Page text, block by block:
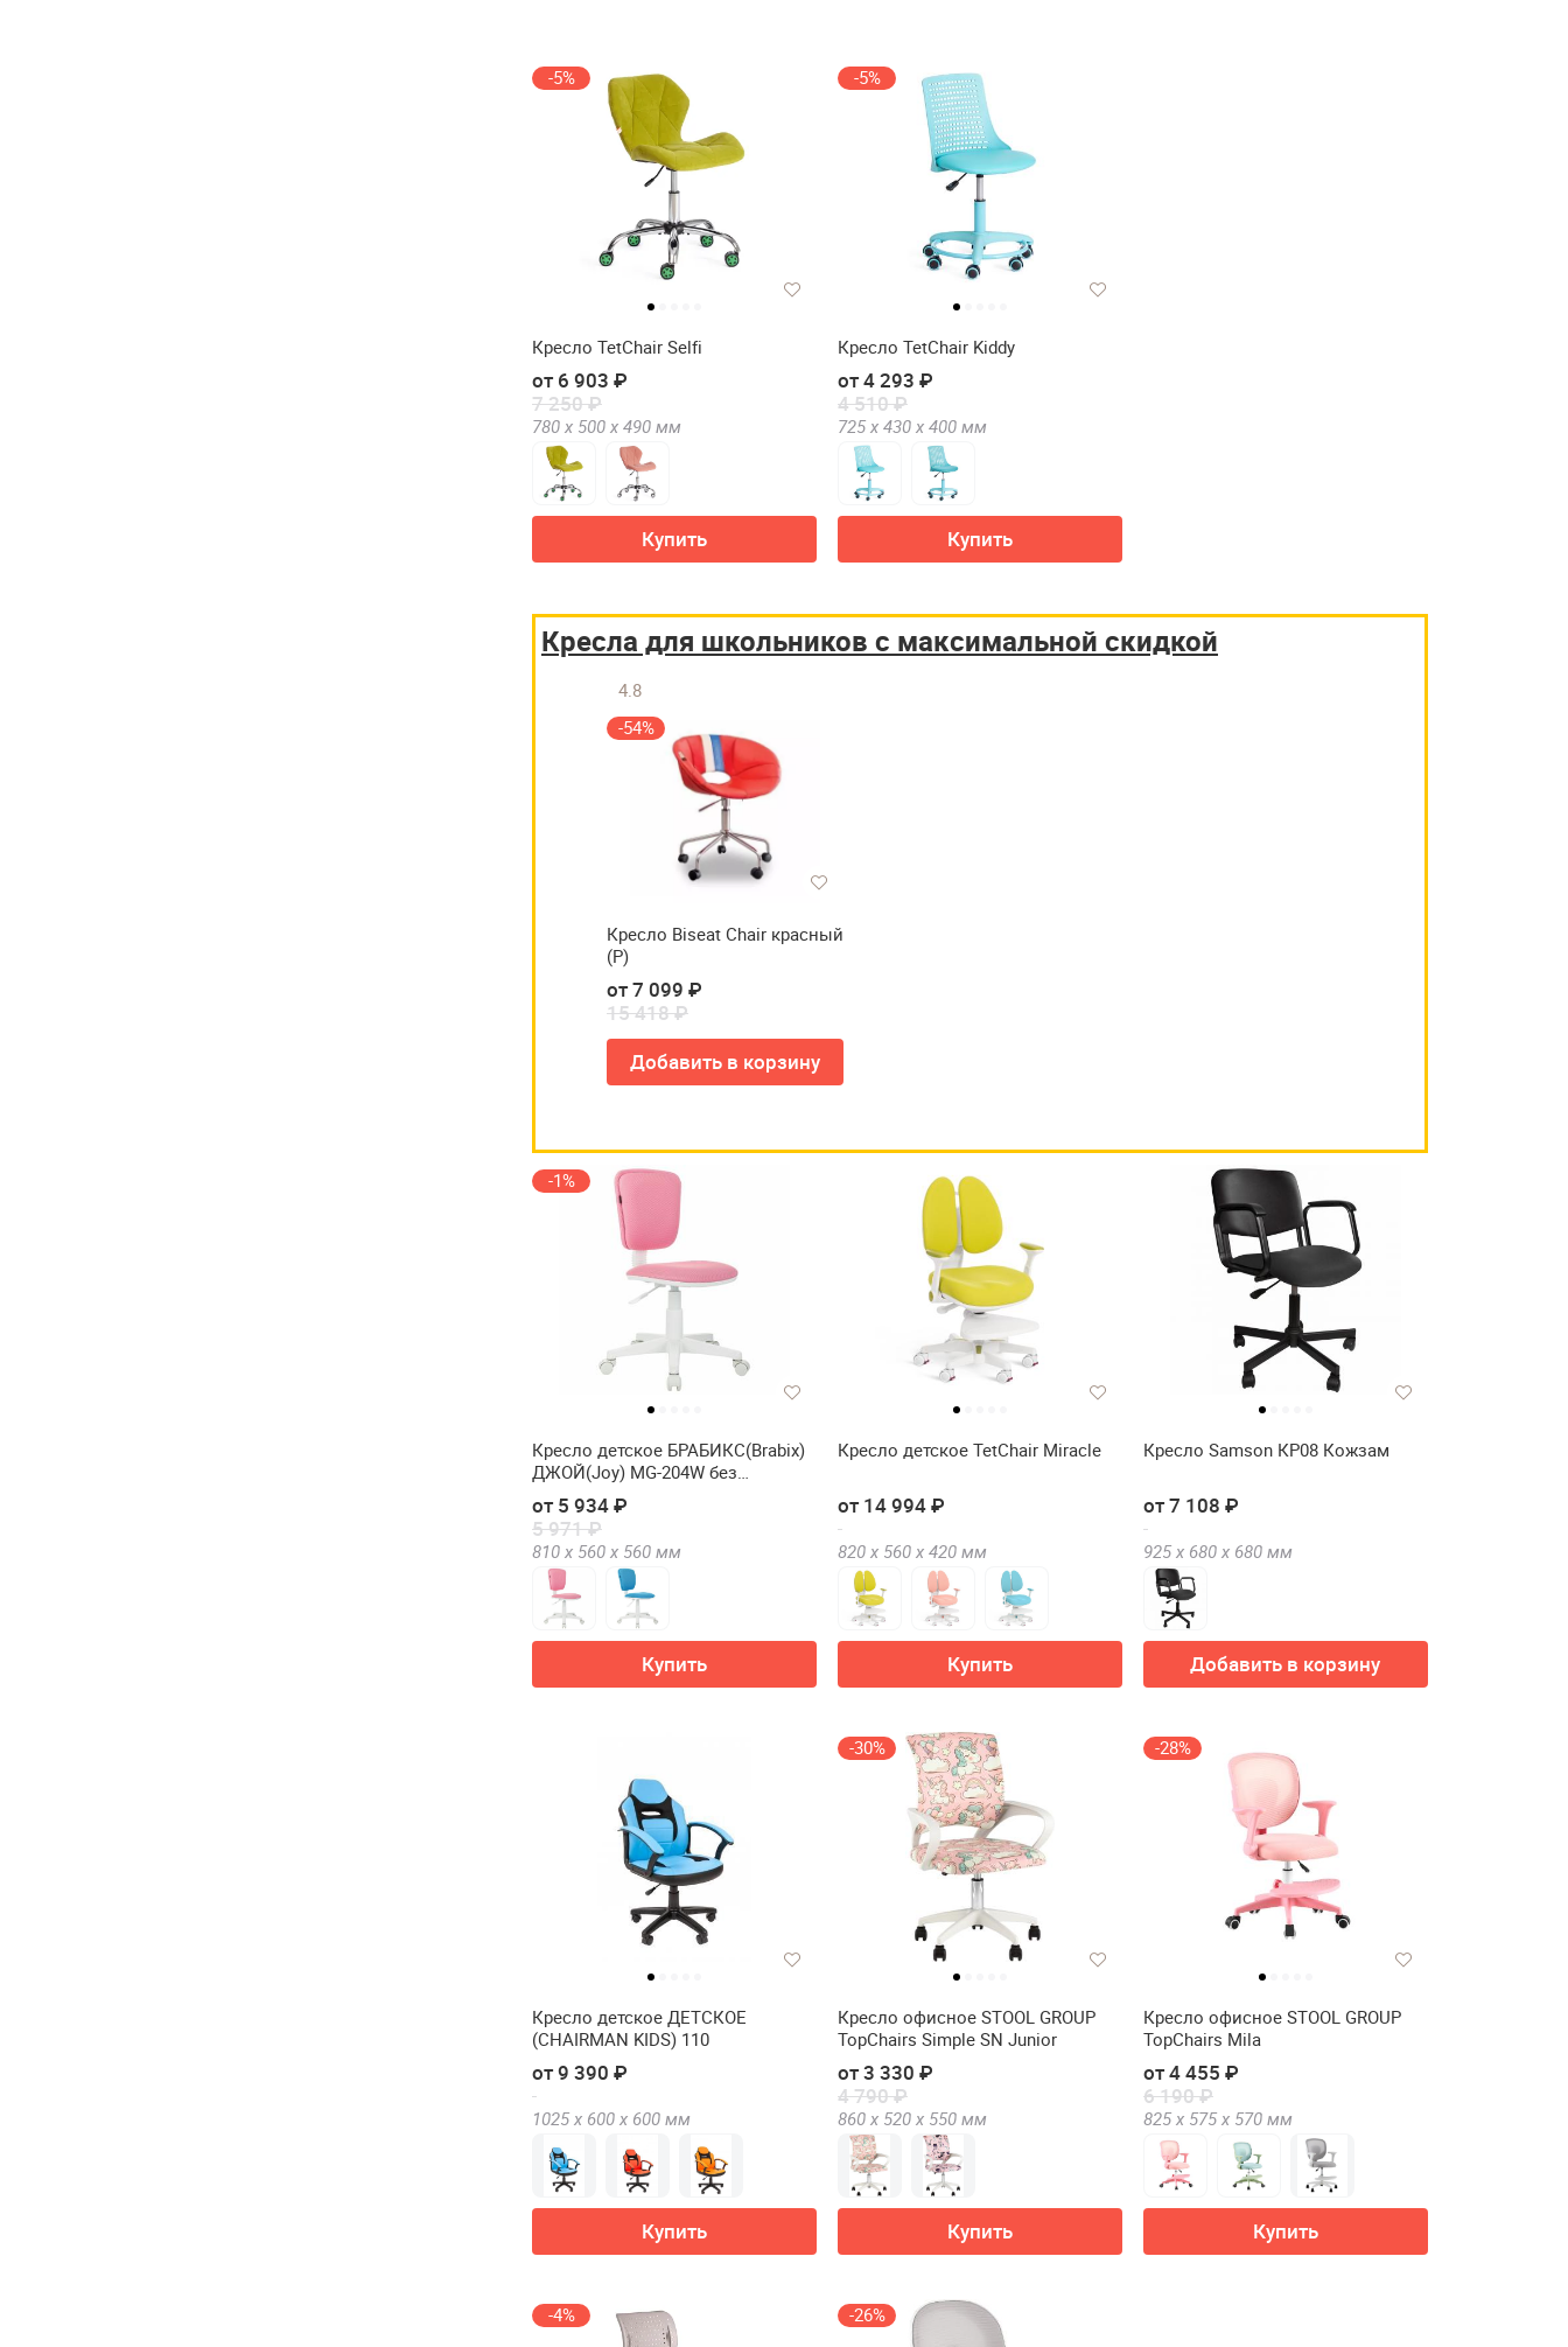
-5%
Кресло TetChair Selfi
от 6 903 ₽
7 250 ₽
780 х 500 х 490 мм
Купить
-5%
Кресло TetChair Kiddy
от 4 293 ₽
4 510 ₽
725 х 430 х 400 мм
Купить
Кресла для школьников с максимальной скидкой
4.8
-54%
Кресло Biseat Chair красный
(Р)
от 7 099 ₽
15 418 ₽
Добавить в корзину
-1%
Кресло детское БРАБИКС(Brabix)
ДЖОЙ(Joy) MG-204W без
подлокотников
от 5 934 ₽
5 971 ₽
810 х 560 х 560 мм
Купить
Кресло детское TetChair Miracle
от 14 994 ₽
820 х 560 х 420 мм
Купить
Кресло Samson КР08 Кожзам
от 7 108 ₽
925 х 680 х 680 мм
Добавить в корзину
Кресло детское ДЕТСКОЕ
(CHAIRMAN KIDS) 110
от 9 390 ₽
1025 х 600 х 600 мм
Купить
-30%
Кресло офисное STOOL GROUP
TopChairs Simple SN Junior
от 3 330 ₽
4 790 ₽
860 х 520 х 550 мм
Купить
-28%
Кресло офисное STOOL GROUP
TopChairs Mila
от 4 455 ₽
6 190 ₽
825 х 575 х 570 мм
Купить
-4% -26%